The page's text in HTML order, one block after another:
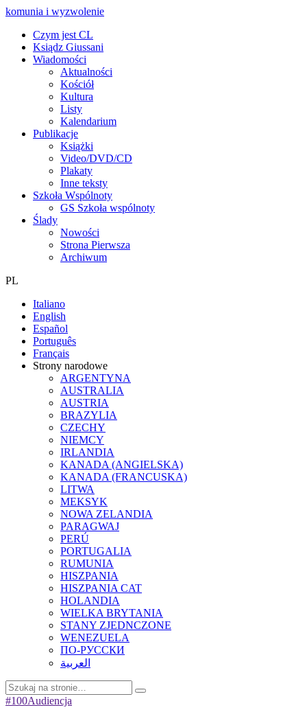
komunia i wyzwolenie
Czym jest CL
Ksiądz Giussani
Wiadomości
Aktualności
Kościół
Kultura
Listy
Kalendarium
Publikacje
Książki
Video/DVD/CD
Plakaty
Inne teksty
Szkoła Wspólnoty
GS Szkoła wspólnoty
Ślady
Nowości
Strona Pierwsza
Archiwum
PL
Italiano
English
Español
Português
Français
Strony narodowe
ARGENTYNA
AUSTRALIA
AUSTRIA
BRAZYLIA
CZECHY
NIEMCY
IRLANDIA
KANADA (ANGIELSKA)
KANADA (FRANCUSKA)
LITWA
MEKSYK
NOWA ZELANDIA
PARAGWAJ
PERÚ
PORTUGALIA
RUMUNIA
HISZPANIA
HISZPANIA CAT
HOLANDIA
WIELKA BRYTANIA
STANY ZJEDNCZONE
WENEZUELA
ПО-РУССКИ
العربية
#100Audiencja